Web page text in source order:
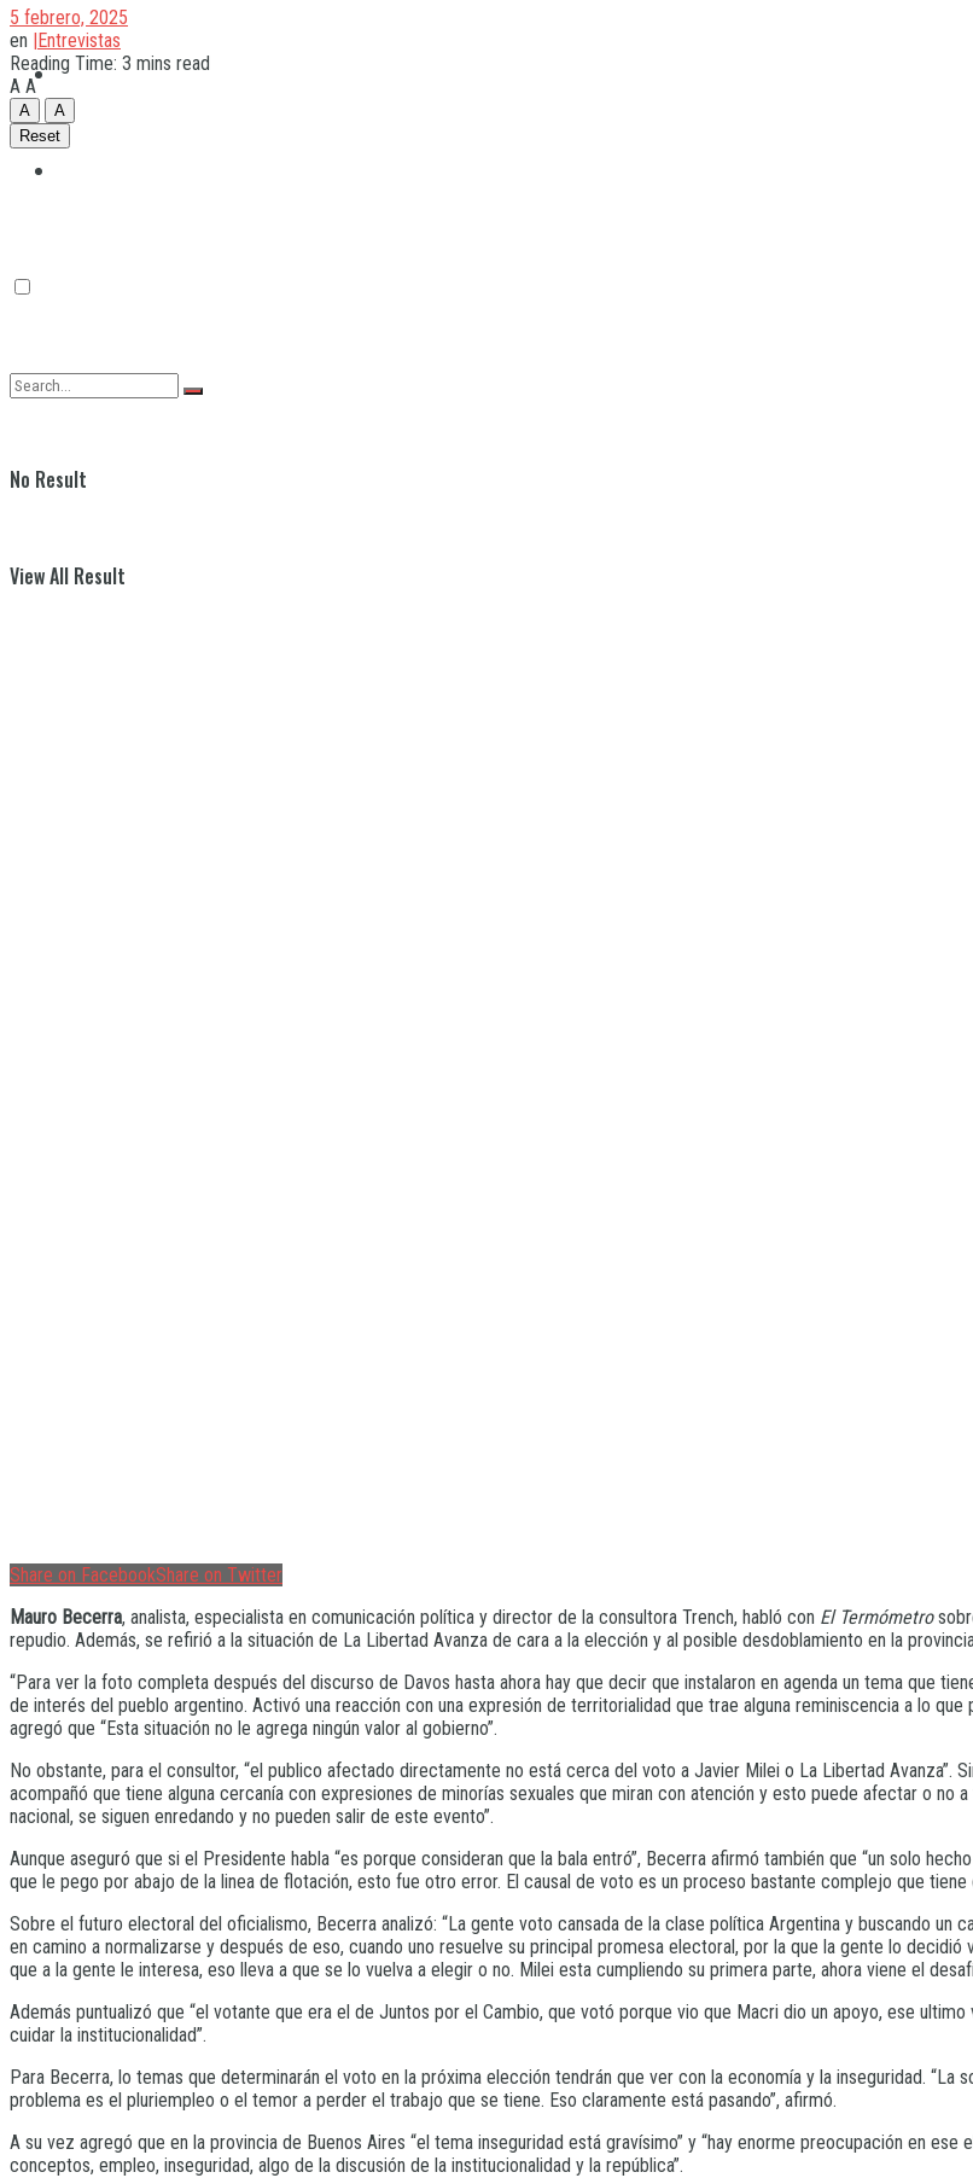
Quilmes
No Result
View All Result
5 febrero, 2025
en |Entrevistas
Reading Time: 3 mins read
A A
A
A
Reset
Share on FacebookShare on Twitter
Mauro Becerra, analista, especialista en comunicación política y director de la consultora Trench, habló con El Termómetro
repudio. Además, se refirió a la situación de La Libertad Avanza de cara a la elección y al posible desdoblamiento en la
“Para ver la foto completa después del discurso de Davos hasta ahora hay que decir que instalaron en agenda un tema que
de interés del pueblo argentino. Activó una reacción con una expresión de territorialidad que trae alguna reminiscencia a lo
agregó que “Esta situación no le agrega ningún valor al gobierno”.
No obstante, para el consultor, “el publico afectado directamente no está cerca del voto a Javier Milei o La Libertad Avanza”.
acompañó que tiene alguna cercanía con expresiones de minorías sexuales que miran con atención y esto puede afectar o no
nacional, se siguen enredando y no pueden salir de este evento”.
Aunque aseguró que si el Presidente habla “es porque consideran que la bala entró”, Becerra afirmó también que “un solo
que le pego por abajo de la linea de flotación, esto fue otro error. El causal de voto es un proceso bastante complejo que
Sobre el futuro electoral del oficialismo, Becerra analizó: “La gente voto cansada de la clase política Argentina y buscando un
en camino a normalizarse y después de eso, cuando uno resuelve su principal promesa electoral, por la que la gente lo
que a la gente le interesa, eso lleva a que se lo vuelva a elegir o no. Milei esta cumpliendo su primera parte, ahora viene el
Además puntualizó que “el votante que era el de Juntos por el Cambio, que votó porque vio que Macri dio un apoyo, ese
cuidar la institucionalidad”.
Para Becerra, lo temas que determinarán el voto en la próxima elección tendrán que ver con la economía y la inseguridad.
problema es el pluriempleo o el temor a perder el trabajo que se tiene. Eso claramente está pasando”, afirmó.
A su vez agregó que en la provincia de Buenos Aires “el tema inseguridad está gravísimo” y “hay enorme preocupación en
conceptos, empleo, inseguridad, algo de la discusión de la institucionalidad y la república”.